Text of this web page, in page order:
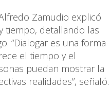
Zamudio explicó
tiempo, detallando las
“Dialogar es una forma
el tiempo y el
puedan mostrar la
realidades”, señaló.